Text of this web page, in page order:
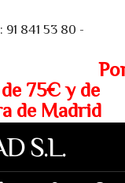
841 53 80 -
75€ y de
de Madrid
S.L.